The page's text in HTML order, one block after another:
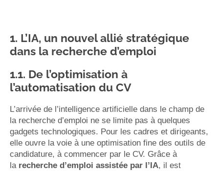
1. L’IA, un nouvel allié stratégique
dans la recherche d’emploi
1.1. De l’optimisation à
l’automatisation du CV
L’arrivée de l’intelligence artificielle dans le champ de
la recherche d’emploi ne se limite pas à quelques
gadgets technologiques. Pour les cadres et dirigeants,
elle ouvre la voie à une optimisation fine des outils de
candidature, à commencer par le CV. Grâce à
la recherche d’emploi assistée par l’IA, il est